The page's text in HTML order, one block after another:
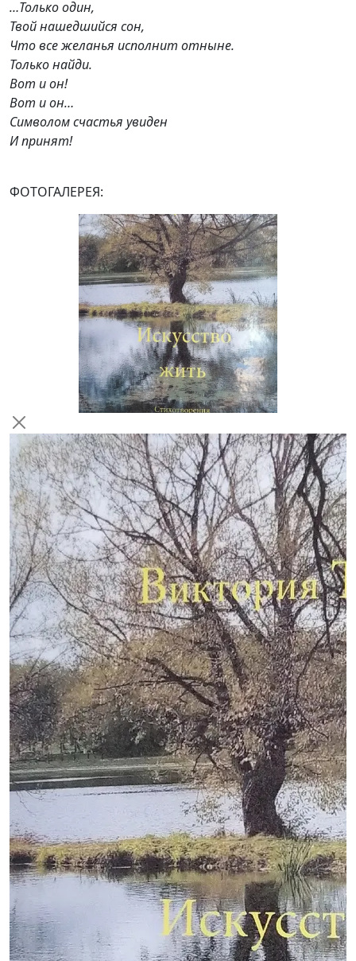
…Только один,
Твой нашедшийся сон,
Что все желанья исполнит отныне.
Только найди.
Вот и он!
Вот и он…
Символом счастья увиден
И принят!
ФОТОГАЛЕРЕЯ: